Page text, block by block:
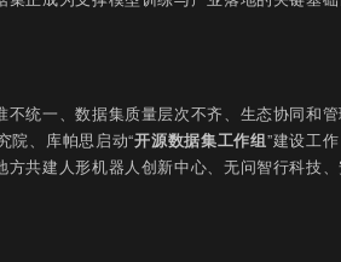
统一、数据集质量层次不齐、生态协同和管
院、库帕思启动“开源数据集工作组”建设工作
方共建人形机器人创新中心、无问智行科技